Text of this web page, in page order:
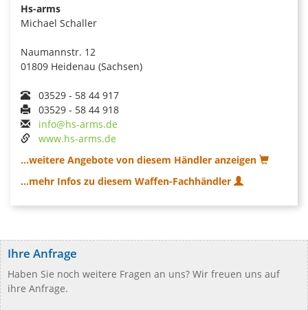
Hs-arms
Michael Schaller
Naumannstr. 12
01809 Heidenau (Sachsen)
03529 - 58 44 917
03529 - 58 44 918
info@hs-arms.de
www.hs-arms.de
...weitere Angebote von diesem Händler anzeigen
...mehr Infos zu diesem Waffen-Fachhändler
Ihre Anfrage
Haben Sie noch weitere Fragen an uns? Wir freuen uns auf
ihre Anfrage.